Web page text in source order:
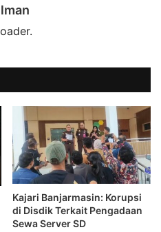
Kajari Banjarmasin: Korupsi
di Disdik Terkait Pengadaan
Sewa Server SD